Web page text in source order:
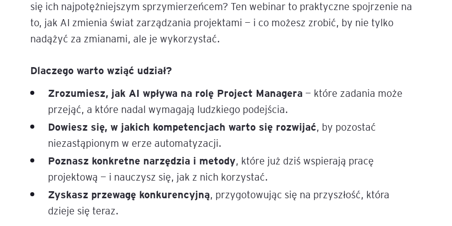
AI w Pythonie: Praktyczne
Warsztaty z Large Language
Models
Chat GPT i AI – Inteligentna
Prawo sztucznej inteligencji
AI w finansach
Agenci AI w praktyce –
Warsztaty dla menedżerów
Generatywna AI – prawne
aspekty
Mapa szkoleń
się ich najpotężniejszym sprzymierzeńcem? Ten webinar to praktyczne spojrzenie na
to, jak AI zmienia świat zarządzania projektami — i co możesz zrobić, by nie tylko
nadążyć za zmianami, ale je wykorzystać.
Dlaczego warto wziąć udział?
Zrozumiesz, jak AI wpływa na rolę Project Managera — które zadania może
przejąć, a które nadal wymagają ludzkiego podejścia.
Dowiesz się, w jakich kompetencjach warto się rozwijać, by pozostać
niezastąpionym w erze automatyzacji.
Poznasz konkretne narzędzia i metody, które już dziś wspierają pracę
projektową — i nauczysz się, jak z nich korzystać.
Zyskasz przewagę konkurencyjną, przygotowując się na przyszłość, która
dzieje się teraz.